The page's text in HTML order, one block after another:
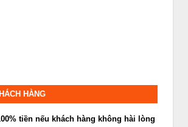
HÀNG
tiền nếu khách hàng không hài lòng